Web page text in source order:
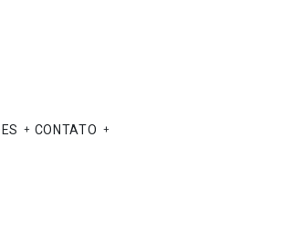
CONTATO